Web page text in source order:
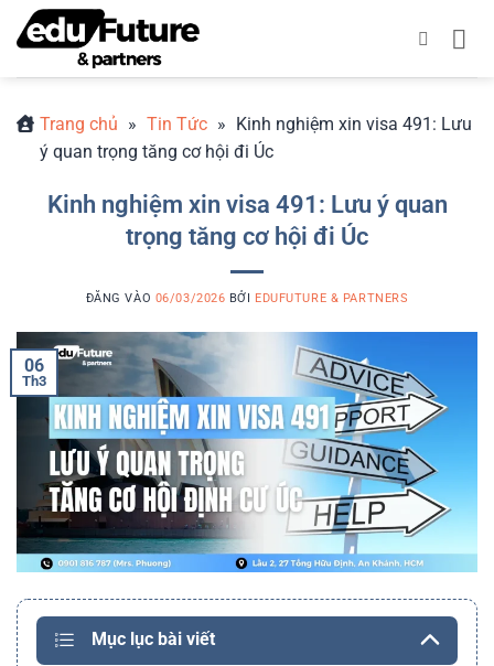
qua
Trang chủ » Tin Tức » Kinh nghiệm xin visa 491: Lưu
ý quan trọng tăng cơ hội đi Úc
Kinh nghiệm xin visa 491: Lưu ý quan
trọng tăng cơ hội đi Úc
ĐĂNG VÀO 06/03/2026 BỞI EDUFUTURE & PARTNERS
06
Th3
Mục lục bài viết